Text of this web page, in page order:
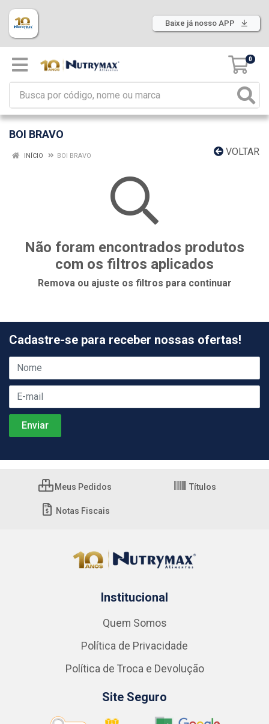
Baixe já nosso APP
0
BOI BRAVO
VOLTAR
INÍCIO BOI BRAVO
Não foram encontrados produtos
com os filtros aplicados
Remova ou ajuste os filtros para continuar
Cadastre-se para receber nossas ofertas!
Meus Pedidos Títulos
Notas Fiscais
Institucional
Quem Somos
Política de Privacidade
Política de Troca e Devolução
Site Seguro